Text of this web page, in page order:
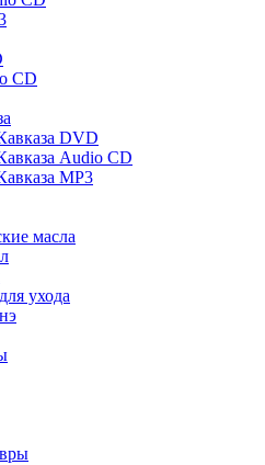
CD
DVD
Audio CD
MP3
масла
ухода